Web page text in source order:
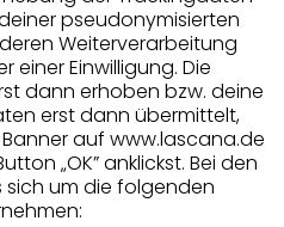
pseudonymisierten
Weiterverarbeitung
einer Einwilligung. Die
dann erhoben bzw. deine
erst dann übermittelt,
auf www.lascana.de
„OK” anklickst. Bei den
sich um die folgenden